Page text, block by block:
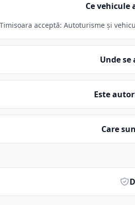
Ce vehicule
Timisoara acceptă: Autoturisme și
Unde se
Este
Care